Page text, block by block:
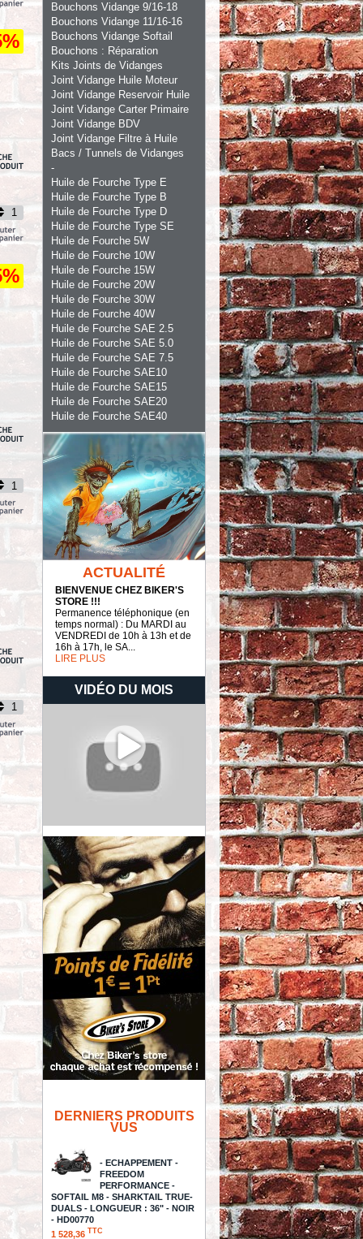
Bouchons Vidange 9/16-18
Bouchons Vidange 11/16-16
Bouchons Vidange Softail
Bouchons : Réparation
Kits Joints de Vidanges
Joint Vidange Huile Moteur
Joint Vidange Reservoir Huile
Joint Vidange Carter Primaire
Joint Vidange BDV
Joint Vidange Filtre à Huile
Bacs / Tunnels de Vidanges
-
Huile de Fourche Type E
Huile de Fourche Type B
Huile de Fourche Type D
Huile de Fourche Type SE
Huile de Fourche 5W
Huile de Fourche 10W
Huile de Fourche 15W
Huile de Fourche 20W
Huile de Fourche 30W
Huile de Fourche 40W
Huile de Fourche SAE 2.5
Huile de Fourche SAE 5.0
Huile de Fourche SAE 7.5
Huile de Fourche SAE10
Huile de Fourche SAE15
Huile de Fourche SAE20
Huile de Fourche SAE40
ACTUALITÉ
BIENVENUE CHEZ BIKER'S
STORE !!!
Permanence téléphonique (en
temps normal) : Du MARDI au
VENDREDI de 10h à 13h et de
16h à 17h, le SA...
LIRE PLUS
VIDÉO DU MOIS
DERNIERS PRODUITS
VUS
- ECHAPPEMENT -
FREEDOM
PERFORMANCE -
SOFTAIL M8 - SHARKTAIL TRUE-
DUALS - LONGUEUR : 36" - NOIR
- HD00770
1 528,36 TTC